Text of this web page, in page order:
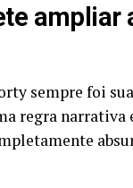
ampliar
sempre foi
regra